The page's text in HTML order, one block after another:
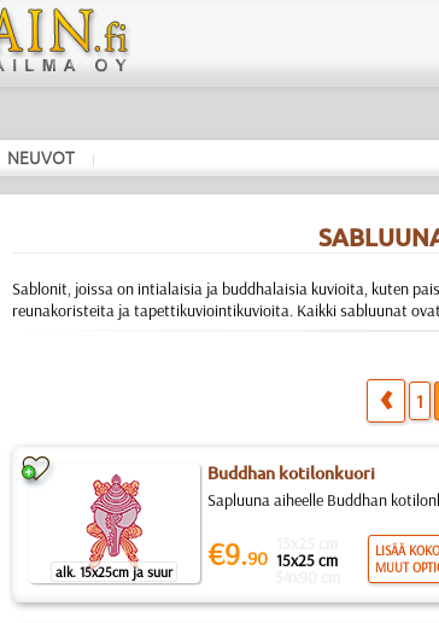
NEUVOT |
Sablonit, joissa on intialaisia ja buddhalaisia kuvioita, kuten
reunakoristeita ja tapettikuviointikuvioita. Kaikki sabluunat ovat
1
alk. 15x25cm ja suur
Buddhan kotilonkuori
Sapluuna aiheelle Buddhan
€9.90 15x25 cm
LISÄÄ
MUUT